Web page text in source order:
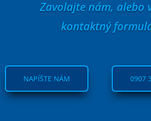
Zavolajte nám, alebo
kontaktný
NAPÍŠTE NÁM 0907